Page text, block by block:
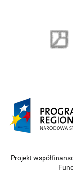
Projekt